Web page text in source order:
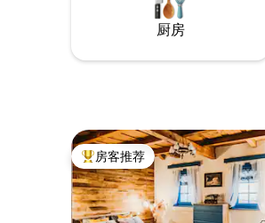
厨房
热门「房客推荐」
房客推荐